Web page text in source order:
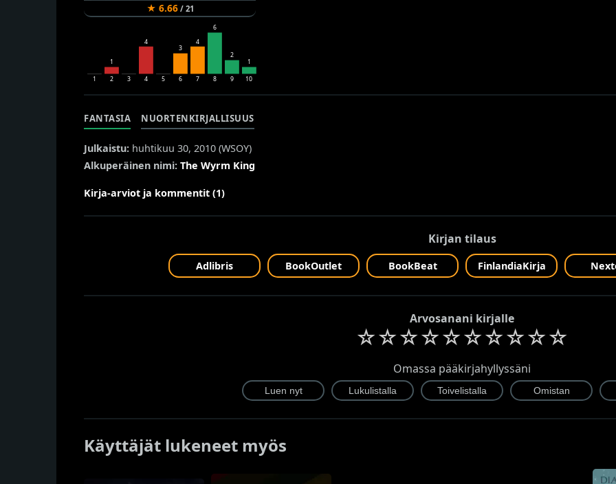
★ 6.66/ 21
1
1
2 3
4
4 5
3
6
4
7
6
8
2
9
1
10
FANTASIA NUORTENKIRJALLISUUS
Julkaistu: huhtikuu 30, 2010 (WSOY)
Alkuperäinen nimi: The Wyrm King
Kirja-arviot ja kommentit (1)
Kirjan tilaus
Adlibris BookOutlet BookBeat FinlandiaKirja
Arvosanani kirjalle
☆☆☆☆☆☆☆☆☆☆
Omassa pääkirjahyllyssäni
Käyttäjät lukeneet myös